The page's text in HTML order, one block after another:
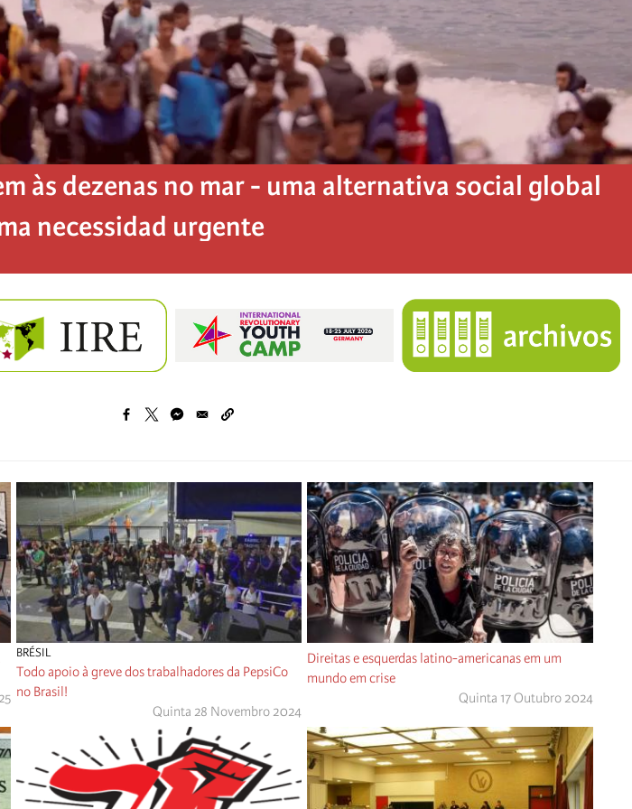
às dezenas no mar - uma alternativa social global
necessidad urgente
BRÉSIL
Todo apoio à greve dos trabalhadores da PepsiCo
no Brasil!
Quinta 28 Novembro 2024
Direitas e esquerdas latino-americanas em um
mundo em crise
Quinta 17 Outubro 2024